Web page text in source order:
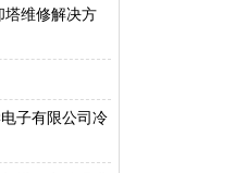
塔维修解决方
子有限公司冷